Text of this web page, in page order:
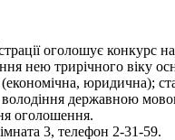
оголошує
нею трирічного віку
юридична);
державною
оголошення.
3, телефон 2-31-59.